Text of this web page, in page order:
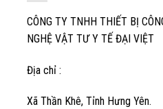
CÔNG TY TNHH THIẾT BỊ
NGHỆ VẬT TƯ Y TẾ ĐẠI VIỆT
Địa chỉ :
Xã Thần Khê, Tỉnh Hưng Yên.